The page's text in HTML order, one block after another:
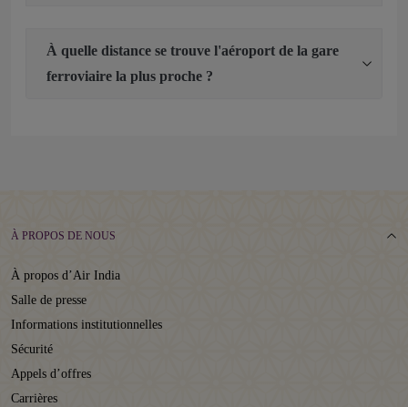
À quelle distance se trouve l'aéroport de la gare
ferroviaire la plus proche ?
À PROPOS DE NOUS
À propos d’Air India
Salle de presse
Informations institutionnelles
Sécurité
Appels d’offres
Carrières